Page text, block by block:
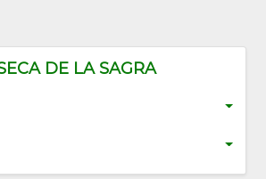
DE LA SAGRA